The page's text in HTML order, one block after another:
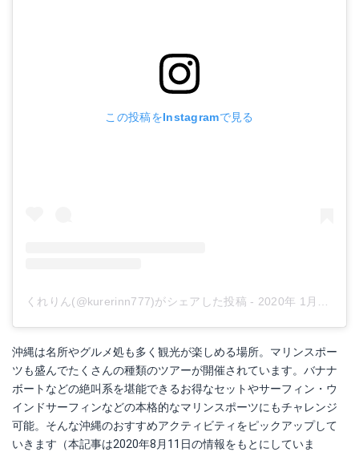
この投稿をInstagramで見る
くれりん(@kurerinn777)がシェアした投稿 - 2020年 1月月21日午前2時13分PST
沖縄は名所やグルメ処も多く観光が楽しめる場所。マリンスポー
ツも盛んでたくさんの種類のツアーが開催されています。バナナ
ボートなどの絶叫系を堪能できるお得なセットやサーフィン・ウ
インドサーフィンなどの本格的なマリンスポーツにもチャレンジ
可能。そんな沖縄のおすすめアクティビティをピックアップして
いきます（本記事は2020年8月11日の情報をもとにしていま